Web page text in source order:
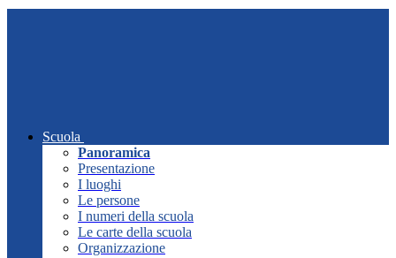
Scuola
Panoramica
Presentazione
I luoghi
Le persone
I numeri della scuola
Le carte della scuola
Organizzazione